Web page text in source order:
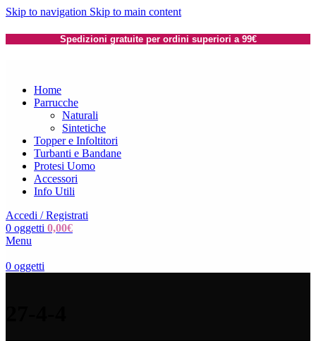
Skip to navigation Skip to main content
Spedizioni gratuite per ordini superiori a 99€
Home
Parrucche
Naturali
Sintetiche
Topper e Infoltitori
Turbanti e Bandane
Protesi Uomo
Accessori
Info Utili
Accedi / Registrati
0 oggetti 0,00€
Menu
0 oggetti